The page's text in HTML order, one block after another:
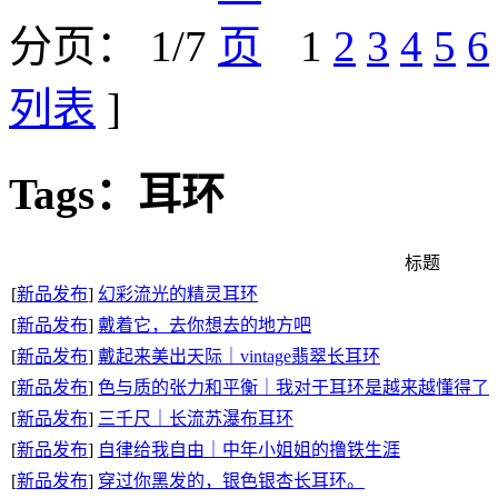
分页： 1/7 1 2 3 4 5 6
列表 ]
Tags：耳环
标题
[新品发布] 幻彩流光的精灵耳环
[新品发布] 戴着它，去你想去的地方吧
[新品发布] 戴起来美出天际｜vintage翡翠长耳环
[新品发布] 色与质的张力和平衡｜我对于耳环是越来越懂得了
[新品发布] 三千尺｜长流苏瀑布耳环
[新品发布] 自律给我自由｜中年小姐姐的撸铁生涯
[新品发布] 穿过你黑发的，银色银杏长耳环。